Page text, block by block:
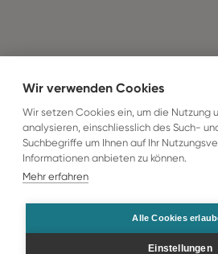
Wir verwenden Cookies
Wir setzen Cookies ein, um die Nutzung
analysieren, einschliesslich des Such-
Suchbegriffe um Ihnen auf Ihr
Informationen anbieten zu können.
Mehr erfahren
Alle Cookies
Einstellungen